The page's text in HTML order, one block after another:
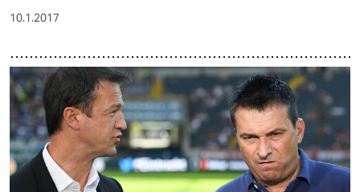
genossenschaft
10.1.2017